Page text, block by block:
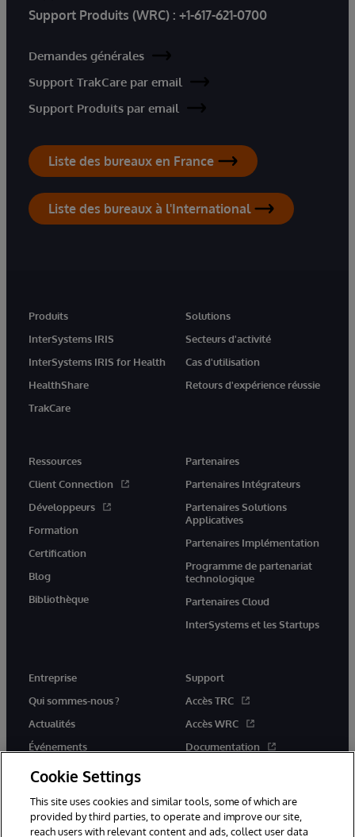
Support Produits (WRC) : +1-617-621-0700
Demandes générales
Support TrakCare par email
Support Produits par email
Liste des bureaux en France
Liste des bureaux à l'International
Produits
InterSystems IRIS
InterSystems IRIS for Health
HealthShare
TrakCare
Solutions
Secteurs d'activité
Cas d'utilisation
Retours d'expérience réussie
Ressources
Client Connection
Développeurs
Formation
Certification
Blog
Bibliothèque
Partenaires
Partenaires Intégrateurs
Partenaires Solutions
Applicatives
Partenaires Implémentation
Programme de partenariat
technologique
Partenaires Cloud
InterSystems et les Startups
Entreprise
Qui sommes-nous ?
Actualités
Événements
Rejoignez-nous
Support
Accès TRC
Accès WRC
Documentation
Cookie Settings
This site uses cookies and similar tools, some of which are
provided by third parties, to operate and improve our site,
reach users with relevant content and ads, collect user data